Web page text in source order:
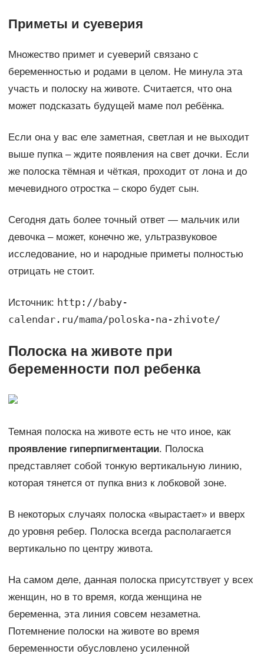
Приметы и суеверия
Множество примет и суеверий связано с
беременностью и родами в целом. Не минула эта
участь и полоску на животе. Считается, что она
может подсказать будущей маме пол ребёнка.
Если она у вас еле заметная, светлая и не выходит
выше пупка – ждите появления на свет дочки. Если
же полоска тёмная и чёткая, проходит от лона и до
мечевидного отростка – скоро будет сын.
Сегодня дать более точный ответ — мальчик или
девочка – может, конечно же, ультразвуковое
исследование, но и народные приметы полностью
отрицать не стоит.
Источник: http://baby-
calendar.ru/mama/poloska-na-zhivote/
Полоска на животе при
беременности пол ребенка
Темная полоска на животе есть не что иное, как
проявление гиперпигментации. Полоска
представляет собой тонкую вертикальную линию,
которая тянется от пупка вниз к лобковой зоне.
В некоторых случаях полоска «вырастает» и вверх
до уровня ребер. Полоска всегда располагается
вертикально по центру живота.
На самом деле, данная полоска присутствует у всех
женщин, но в то время, когда женщина не
беременна, эта линия совсем незаметна.
Потемнение полоски на животе во время
беременности обусловлено усиленной